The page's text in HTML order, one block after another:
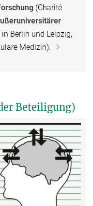
(Charité
Berlin und Leipzig,
Medizin).
Beteiligung)